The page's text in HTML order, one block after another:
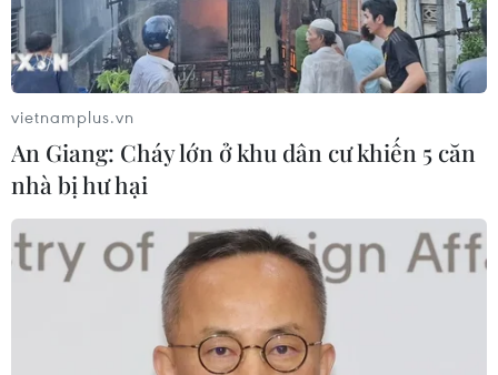
Hà Nội khuyến cáo học sinh lớp 9
và lớp 12 không ra khỏi thành phố
Trước tình hình dịch diễn biến phức tạp, Sở Giáo dục và
vietnamplus.vn
An Giang: Cháy lớn ở khu dân cư khiến 5 căn
nhà bị hư hại